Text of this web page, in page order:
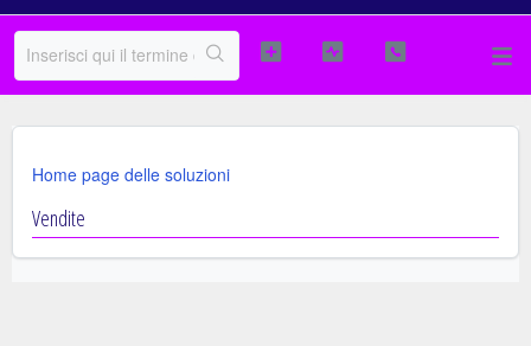
Home page delle soluzioni
Vendite